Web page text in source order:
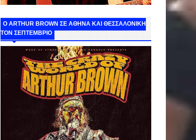
O ARTHUR BROWN ΣΕ ΑΘΗΝΑ ΚΑΙ ΘΕΣΣΑΛΟΝΙΚΗ
ΤΟΝ ΣΕΠΤΕΜΒΡΙΟ